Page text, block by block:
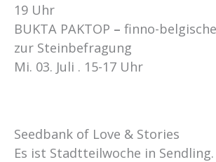
19 Uhr
BUKTA PAKTOP – finno-
zur Steinbefragung
Mi. 03. Juli . 15-17 Uhr
Seedbank of Love & Stories
Es ist Stadtteilwoche in